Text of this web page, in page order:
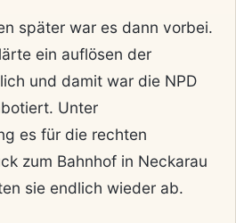
später war es dann vorbei.
ein auflösen der
und damit war die NPD
Unter
es für die rechten
zum Bahnhof in Neckarau
sie endlich wieder ab.